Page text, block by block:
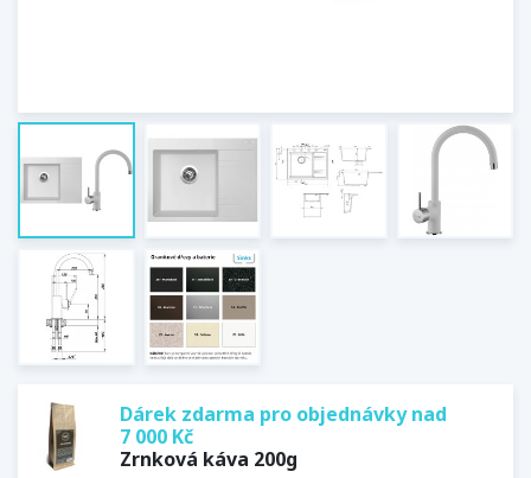
Dárek zdarma pro objednávky nad
7 000 Kč
Zrnková káva 200g